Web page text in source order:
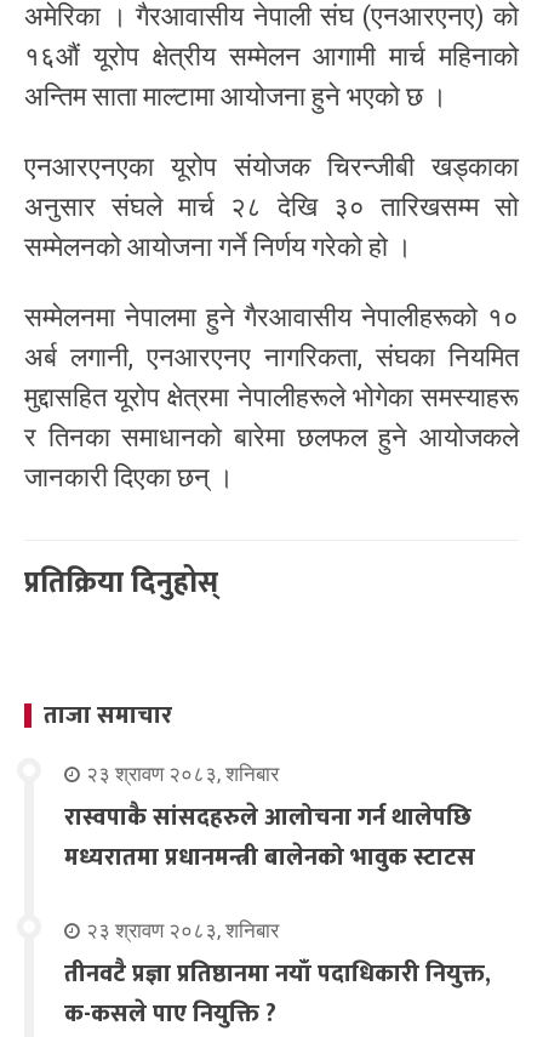
अमेरिका । गैरआवासीय नेपाली संघ (एनआरएनए) को
१६औं यूरोप क्षेत्रीय सम्मेलन आगामी मार्च महिनाको
अन्तिम साता माल्टामा आयोजना हुने भएको छ ।
एनआरएनएका यूरोप संयोजक चिरन्जीबी खड्काका
अनुसार संघले मार्च २८ देखि ३० तारिखसम्म सो
सम्मेलनको आयोजना गर्ने निर्णय गरेको हो ।
सम्मेलनमा नेपालमा हुने गैरआवासीय नेपालीहरूको १०
अर्ब लगानी, एनआरएनए नागरिकता, संघका नियमित
मुद्दासहित यूरोप क्षेत्रमा नेपालीहरूले भोगेका समस्याहरू
र तिनका समाधानको बारेमा छलफल हुने आयोजकले
जानकारी दिएका छन् ।
प्रतिक्रिया दिनुहोस्
ताजा समाचार
२३ श्रावण २०८३, शनिबार
रास्वपाकै सांसदहरुले आलोचना गर्न थालेपछि
मध्यरातमा प्रधानमन्त्री बालेनको भावुक स्टाटस
२३ श्रावण २०८३, शनिबार
तीनवटै प्रज्ञा प्रतिष्ठानमा नयाँ पदाधिकारी नियुक्त,
क-कसले पाए नियुक्ति ?